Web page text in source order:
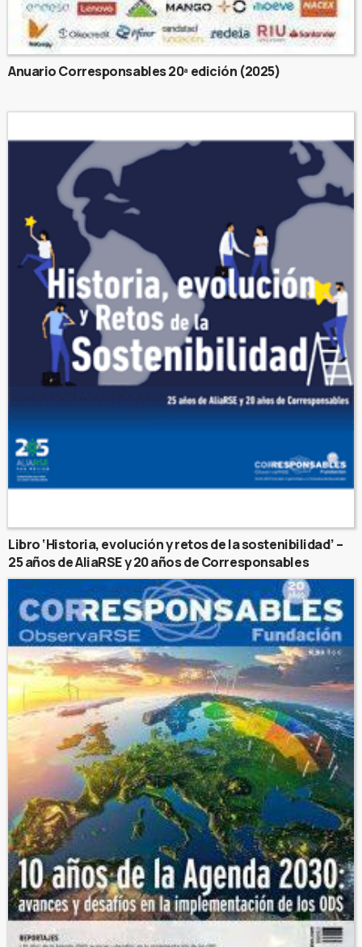
Anuario Corresponsables 20ª edición (2025)
Libro ‘Historia, evolución y retos de la sostenibilidad’ –
25 años de AliaRSE y 20 años de Corresponsables